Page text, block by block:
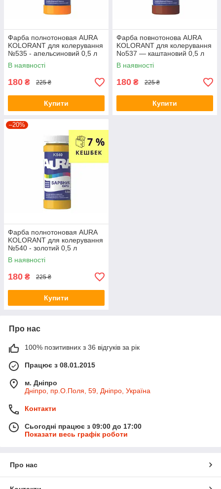
Фарба полнотоновая AURA
KOLORANT для колерування
№535 - апельсиновий 0,5 л
В наявності
180 ₴ 225 ₴
Купити
Фарба повнотонова AURA
KOLORANT для колерування
No537 — каштановий 0,5 л
В наявності
180 ₴ 225 ₴
Купити
–20%
Фарба полнотоновая AURA
KOLORANT для колерування
№540 - золотий 0,5 л
В наявності
180 ₴ 225 ₴
Купити
Про нас
100% позитивних з 36 відгуків за рік
Працює з 08.01.2015
м. Дніпро
Дніпро, пр.О.Поля, 59, Дніпро, Україна
Контакти
Сьогодні працює з 09:00 до 17:00
Показати весь графік роботи
Про нас